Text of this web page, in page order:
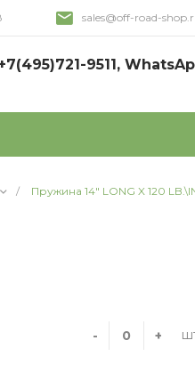
sales@off-road-
9511,
/ Пружина 14" LONG X 120
- +